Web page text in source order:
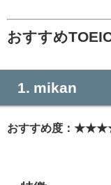
おすすめ
1. mikan
おすすめ度：